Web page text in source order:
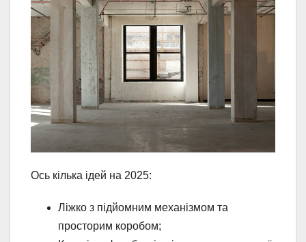
Ось кілька ідей на 2025:
Ліжко з підйомним механізмом та
просторим коробом;